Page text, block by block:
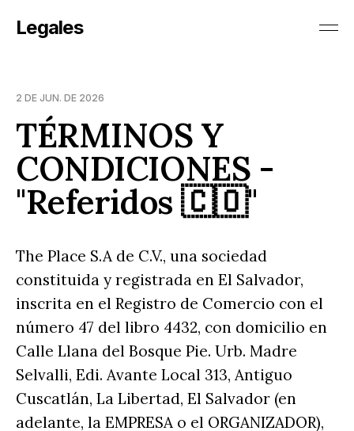
Legales
2 DE JUN. DE 2026
TÉRMINOS Y
CONDICIONES -
"Referidos 🇨🇴"
The Place S.A de C.V., una sociedad
constituida y registrada en El Salvador,
inscrita en el Registro de Comercio con el
número 47 del libro 4432, con domicilio en
Calle Llana del Bosque Pie. Urb. Madre
Selvalli, Edi. Avante Local 313, Antiguo
Cuscatlán, La Libertad, El Salvador (en
adelante, la EMPRESA o el ORGANIZADOR),